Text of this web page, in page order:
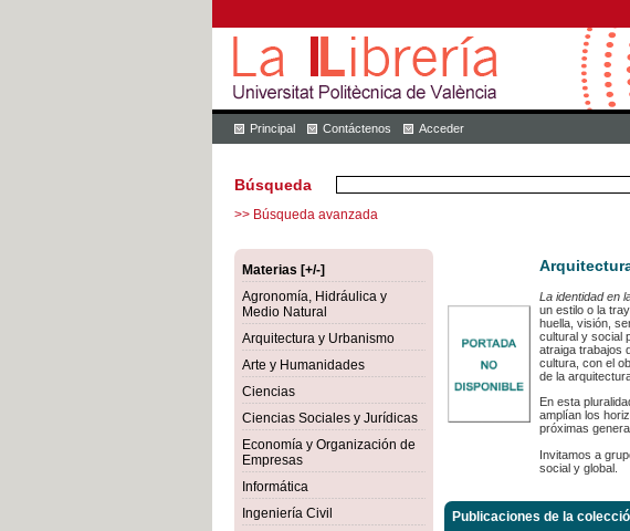
Principal Contáctenos Acceder
Búsqueda
>> Búsqueda avanzada
Materias [+/-]
Agronomía, Hidráulica y
Medio Natural
Arquitectura y Urbanismo
Arte y Humanidades
Ciencias
Ciencias Sociales y Jurídicas
Economía y Organización de
Empresas
Informática
Ingeniería Civil
La identidad en
un estilo o la
huella, visión,
cultural y social
atraiga trabajos
cultura, con el
de la
En esta
amplían los
próximas
Invitamos a
social y global.
Publicaciones de la